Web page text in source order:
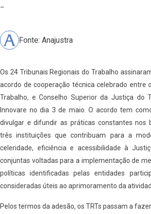
–
Fonte: Anajustra
Os 24 Tribunais Regionais do Trabalho
acordo de cooperação técnica celebrado entre
Trabalho, e Conselho Superior da Justiça do
Innovare no dia 3 de maio. O acordo tem
divulgar e difundir as práticas constantes nos
três instituições que contribuam para a
celeridade, eficiência e acessibilidade à
conjuntas voltadas para a implementação de
políticas identificadas pelas entidades
consideradas úteis ao aprimoramento da
Pelos termos da adesão, os TRTs passam a